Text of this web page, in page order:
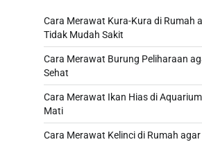
Cara Merawat Kura-Kura di Rumah
Tidak Mudah Sakit
Cara Merawat Burung Peliharaan
Sehat
Cara Merawat Ikan Hias di
Mati
Cara Merawat Kelinci di Rumah agar